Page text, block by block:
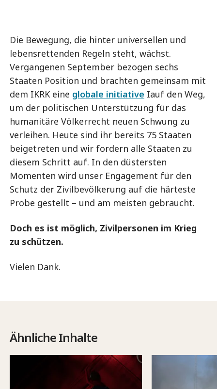
Die Bewegung, die hinter universellen und
lebensrettenden Regeln steht, wächst.
Vergangenen September bezogen sechs
Staaten Position und brachten gemeinsam mit
dem IKRK eine globale initiative Iauf den Weg,
um der politischen Unterstützung für das
humanitäre Völkerrecht neuen Schwung zu
verleihen. Heute sind ihr bereits 75 Staaten
beigetreten und wir fordern alle Staaten zu
diesem Schritt auf. In den düstersten
Momenten wird unser Engagement für den
Schutz der Zivilbevölkerung auf die härteste
Probe gestellt – und am meisten gebraucht.
Doch es ist möglich, Zivilpersonen im Krieg
zu schützen.
Vielen Dank.
Ähnliche Inhalte